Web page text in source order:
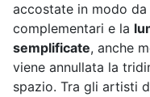
accostate in modo
complementari e la
semplificate, anche
viene annullata la
spazio. Tra gli artisti